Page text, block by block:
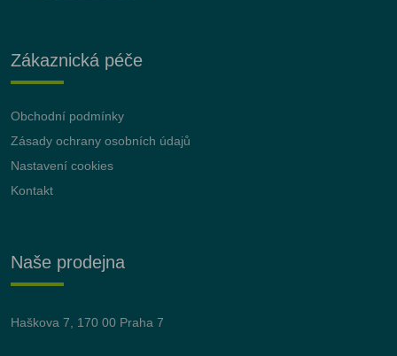
Zákaznická péče
Obchodní podmínky
Zásady ochrany osobních údajů
Nastavení cookies
Kontakt
Naše prodejna
Haškova 7, 170 00 Praha 7